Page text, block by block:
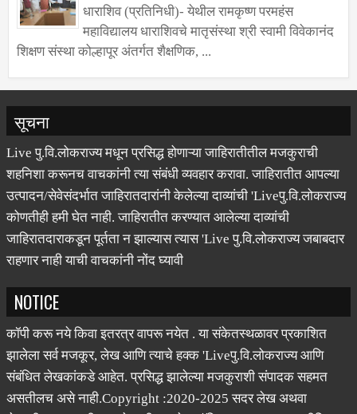
तपासणी संपन्न
धाराशिव (प्रतिनिधी)- येथील रामकृष्ण परमहंस
महाविद्यालय धाराशिवचे मातृसंस्था श्री स्वामी विवेकानंद
सूचना
Live पु.वि.लोकराज्य मधून प्रसिद्ध होणाऱ्या जाहिरातीतील मजकुराची
शहनिशा करूनच वाचकांनी त्या संबंधी व्यवहार करावा. जाहिरातीत आपल्या
उत्पादन/सेवेसंदर्भात जाहिरातदारांनी केलेल्या दाव्यांची 'Liveपु.वि.लोकराज्य
कोणतीही हमी घेत नाही. जाहिरातीत करण्यात आलेल्या दाव्यांची
जाहिरातदाराकडून पूर्तता न झाल्यास त्यास 'Live पु.वि.लोकराज्य जबाबदार
NOTICE
कॉपी करू नये किवा इतरत्र वापरू नयेत . या संकेतस्थळावर प्रकाशित
झालेला सर्व मजकूर, लेख आणि त्याचे हक्क 'Liveपु.वि.लोकराज्य आणि
संबंधित लेखकांकडे आहेत. प्रसिद्ध झालेल्या मजकुराशी संपादक सहमत